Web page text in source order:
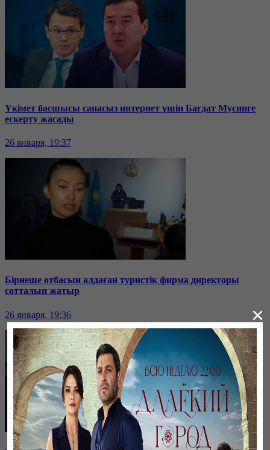
Үкімет басшысы сапасыз интернет үшін Бағдат Мусинге
ескерту жасады
26 января, 19:37
Бірнеше отбасын алдаған туристік фирма директоры
сотталып жатыр
26 января, 19:36 ×